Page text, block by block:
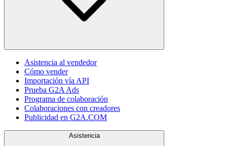
Asistencia al vendedor
Cómo vender
Importación vía API
Prueba G2A Ads
Programa de colaboración
Colaboraciones con creadores
Publicidad en G2A.COM
Asistencia